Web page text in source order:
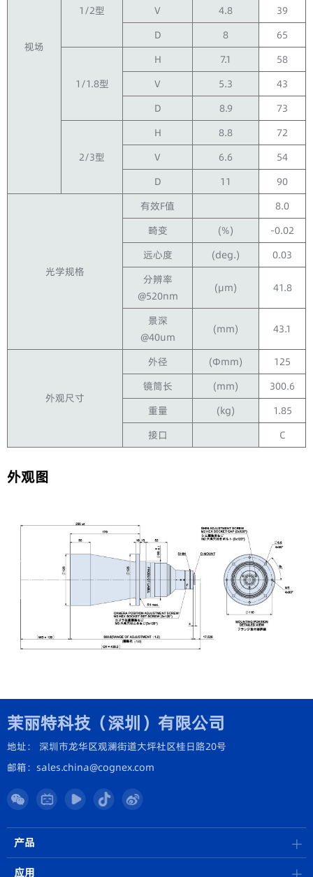
视场
1/2型
V
4.8
39
D
8 65
1/1.8型
H 7.1
58
V
5.3
43
D
8.9 73
2/3型
H 8.8
72
V
6.6
54
D
11 90
光学规格
有效F值
8.0
畸变
(%)
-0.02
远心度
(deg.)
0.03
分辨率
@520nm
(μm) 41.8
景深
@40um
(mm) 43.1
外观尺寸
外径 (Φmm)
125
镜筒长
(mm)
300.6
重量
(kg)
1.85
接口
C
外观图
茉丽特科技（深圳）有限公司
地址： 深圳市龙华区观澜街道大坪社区桂日路20号
邮箱：sales.china@cognex.com
产品
应用